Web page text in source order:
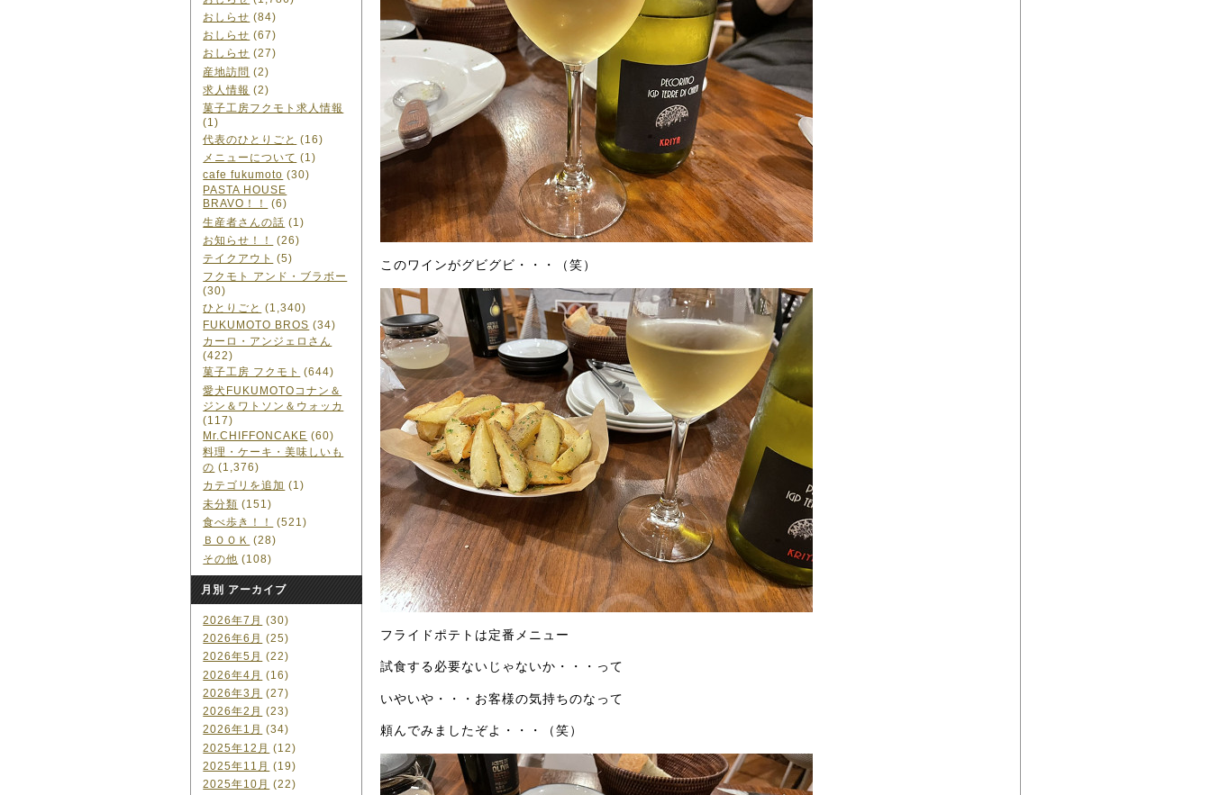
このワインがグビグビ・・・（笑）
フライドポテトは定番メニュー
試食する必要ないじゃないか・・・って
いやいや・・・お客様の気持ちのなって
頼んでみましたぞよ・・・（笑）
おしらせ (84)
おしらせ (67)
おしらせ (27)
産地訪問 (2)
求人情報 (2)
菓子工房フクモト求人情報
(1)
代表のひとりごと (16)
メニューについて (1)
cafe fukumoto (30)
PASTA HOUSE
BRAVO！！
(6)
生産者さんの話 (1)
お知らせ！！
(26)
テイクアウト (5)
フクモト アンド・ブラボー
(30)
ひとりごと (1,340)
FUKUMOTO BROS (34)
カーロ・アンジェロさん
(422)
菓子工房 フクモト (644)
愛犬FUKUMOTOコナン＆
ジン＆ワトソン＆ウォッカ
(117)
Mr.CHIFFONCAKE (60)
料理・ケーキ・美味しいも
の (1,376)
カテゴリを追加 (1)
未分類 (151)
食べ歩き！！
(521)
ＢＯＯＫ (28)
その他 (108)
月別 アーカイブ
2026年7月 (30)
2026年6月 (25)
2026年5月 (22)
2026年4月 (16)
2026年3月 (27)
2026年2月 (23)
2026年1月 (34)
2025年12月 (12)
2025年11月 (19)
2025年10月 (22)